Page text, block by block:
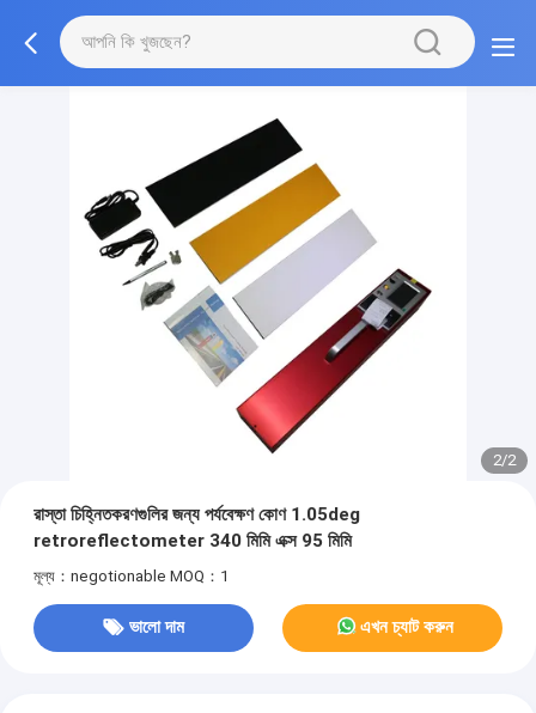
2/2
রাস্তা চিহ্নিতকরণগুলির জন্য পর্যবেক্ষণ কোণ 1.05deg
retroreflectometer 340 মিমি এক্স 95 মিমি
মূল্য：negotionable MOQ：1
ভালো দাম এখন চ্যাট করুন